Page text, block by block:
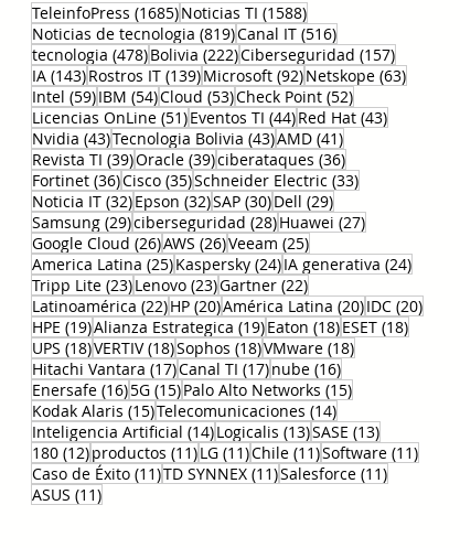
TeleinfoPress (1685)1685 entradas
Noticias TI (1588)1588 entradas
Noticias de tecnologia (819)819 entradas
Canal IT (516)516 entradas
tecnologia (478)478 entradas
Bolivia (222)222 entradas
Ciberseguridad (157)157
IA (143)143 entradas
Rostros IT (139)139 entradas
Microsoft (92)92 entradas
Netskope (63)63
Intel (59)59 entradas
IBM (54)54 entradas
Cloud (53)53 entradas
Check Point (52)52 entradas
Licencias OnLine (51)51 entradas
Eventos TI (44)44 entradas
Red Hat (43)43
Nvidia (43)43 entradas
Tecnologia Bolivia (43)43 entradas
AMD (41)41 entradas
Revista TI (39)39 entradas
Oracle (39)39 entradas
ciberataques (36)36 entradas
Fortinet (36)36 entradas
Cisco (35)35 entradas
Schneider Electric (33)33 entradas
Noticia IT (32)32 entradas
Epson (32)32 entradas
SAP (30)30 entradas
Dell (29)29 entradas
Samsung (29)29 entradas
ciberseguridad (28)28 entradas
Huawei (27)27 entradas
Google Cloud (26)26 entradas
AWS (26)26 entradas
Veeam (25)25 entradas
America Latina (25)25 entradas
Kaspersky (24)24 entradas
IA generativa (24)24
Tripp Lite (23)23 entradas
Lenovo (23)23 entradas
Gartner (22)22 entradas
Latinoamérica (22)22 entradas
HP (20)20 entradas
América Latina (20)20 entradas
IDC (20)20
HPE (19)19 entradas
Alianza Estrategica (19)19 entradas
Eaton (18)18 entradas
ESET (18)18
UPS (18)18 entradas
VERTIV (18)18 entradas
Sophos (18)18 entradas
VMware (18)18 entradas
Hitachi Vantara (17)17 entradas
Canal TI (17)17 entradas
nube (16)16 entradas
Enersafe (16)16 entradas
5G (15)15 entradas
Palo Alto Networks (15)15 entradas
Kodak Alaris (15)15 entradas
Telecomunicaciones (14)14 entradas
Inteligencia Artificial (14)14 entradas
Logicalis (13)13 entradas
SASE (13)13
180 (12)12 entradas
productos (11)11 entradas
LG (11)11 entradas
Chile (11)11 entradas
Software (11)11
Caso de Éxito (11)11 entradas
TD SYNNEX (11)11 entradas
Salesforce (11)11
ASUS (11)11 entradas